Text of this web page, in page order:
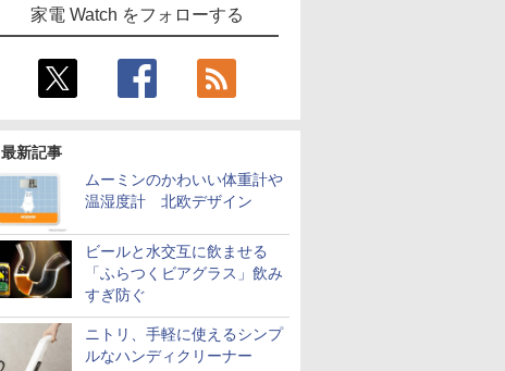
家電 Watch をフォローする
最新記事
ムーミンのかわいい体重計や
温湿度計 北欧デザイン
ビールと水交互に飲ませる
「ふらつくビアグラス」飲み
すぎ防ぐ
ニトリ、手軽に使えるシンプ
ルなハンディクリーナー